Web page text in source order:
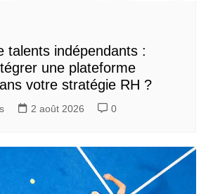
talents indépendants :
une plateforme
votre stratégie RH ?
2 août 2026 0